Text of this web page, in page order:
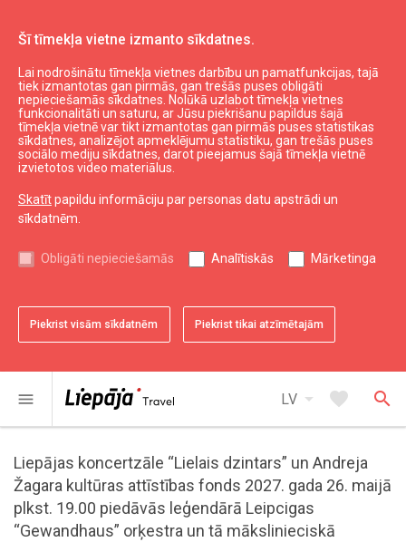
Šī tīmekļa vietne izmanto sīkdatnes.
Lai nodrošinātu tīmekļa vietnes darbību un pamatfunkcijas, tajā
tiek izmantotas gan pirmās, gan trešās puses obligāti
nepieciešamās sīkdatnes. Nolūkā uzlabot tīmekļa vietnes
funkcionalitāti un saturu, ar Jūsu piekrišanu papildus šajā
tīmekļa vietnē var tikt izmantotas gan pirmās puses statistikas
sīkdatnes, analizējot apmeklējumu statistiku, gan trešās puses
sociālo mediju sīkdatnes, darot pieejamus šajā tīmekļa vietnē
izvietotos video materiālus.
Skatītpapildu informāciju par personas datu apstrādi un
sīkdatnēm.
Obligāti nepieciešamās Analītiskās Mārketinga
Piekrist visām sīkdatnēm Piekrist tikai atzīmētajām
menu LV arrow_drop_down favorite search
Aktuāli Jaunumi
2027. gada 26. maijā Andris Nelsons un
"Gewandhaus" orķestris Liepājā cildinās
Bēthovenu
Saglabāt pie favorītiem
Liepājas koncertzāle “Lielais dzintars” un Andreja
Žagara kultūras attīstības fonds 2027. gada 26. maijā
plkst. 19.00 piedāvās leģendārā Leipcigas
“Gewandhaus” orķestra un tā mākslinieciskā